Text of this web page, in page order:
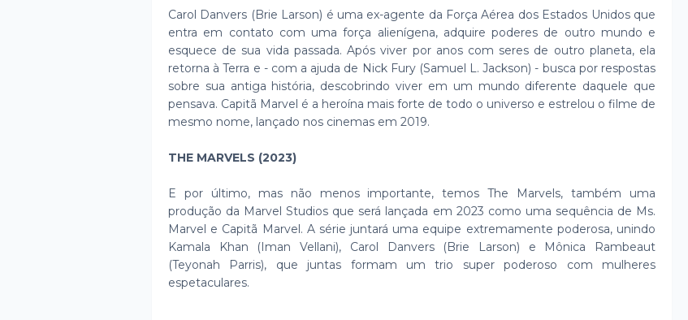
Carol Danvers (Brie Larson) é uma ex-agente da Força Aérea dos Estados Unidos que
entra em contato com uma força alienígena, adquire poderes de outro mundo e
esquece de sua vida passada. Após viver por anos com seres de outro planeta, ela
retorna à Terra e - com a ajuda de Nick Fury (Samuel L. Jackson) - busca por respostas
sobre sua antiga história, descobrindo viver em um mundo diferente daquele que
pensava. Capitã Marvel é a heroína mais forte de todo o universo e estrelou o filme de
mesmo nome, lançado nos cinemas em 2019.
THE MARVELS (2023)
E por último, mas não menos importante, temos The Marvels, também uma
produção da Marvel Studios que será lançada em 2023 como uma sequência de Ms.
Marvel e Capitã Marvel. A série juntará uma equipe extremamente poderosa, unindo
Kamala Khan (Iman Vellani), Carol Danvers (Brie Larson) e Mônica Rambeaut
(Teyonah Parris), que juntas formam um trio super poderoso com mulheres
espetaculares.